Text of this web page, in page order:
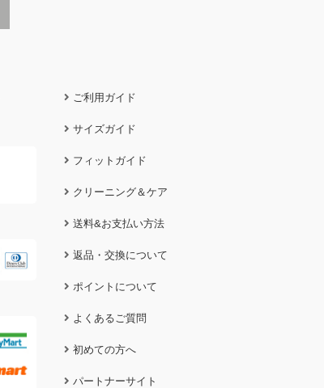
ご利用ガイド
サイズガイド
フィットガイド
クリーニング＆ケア
送料&お支払い方法
返品・交換について
ポイントについて
よくあるご質問
初めての方へ
パートナーサイト